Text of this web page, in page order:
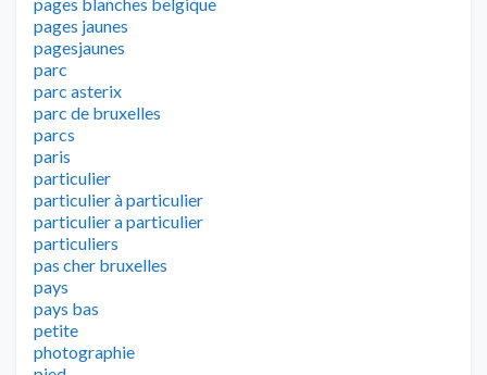
pages jaunes
pagesjaunes
parc
parc asterix
parc de bruxelles
parcs
paris
particulier
particulier à particulier
particulier a particulier
particuliers
pas cher bruxelles
pays
pays bas
petite
photographie